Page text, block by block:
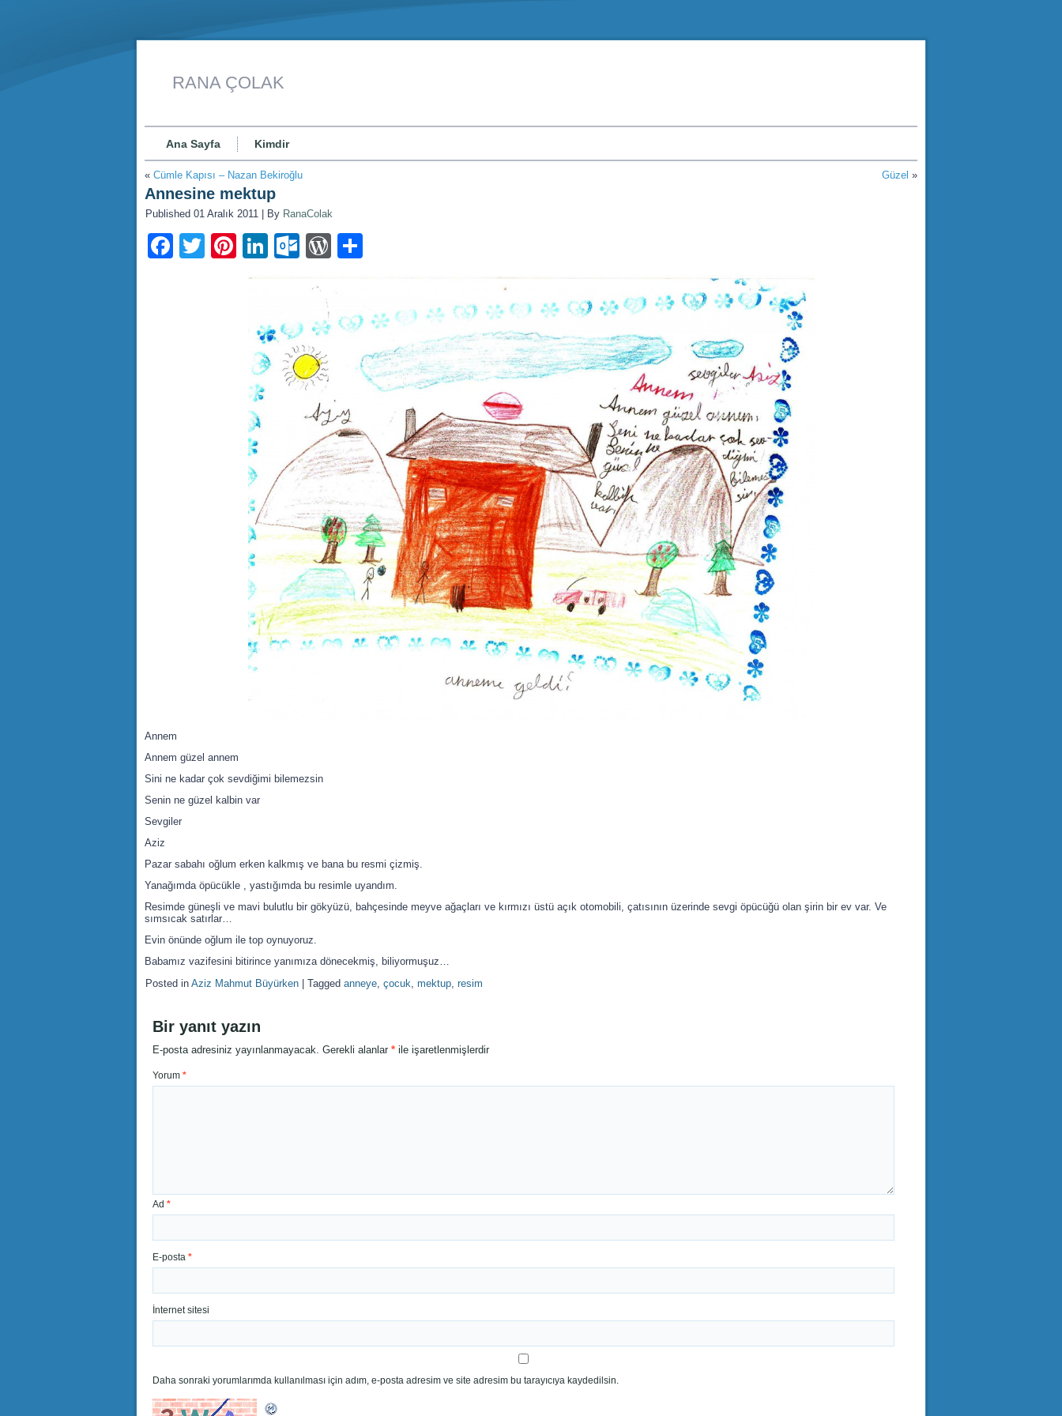
RANA ÇOLAK
Ana Sayfa Kimdir
« Cümle Kapısı – Nazan Bekiroğlu Güzel »
Annesine mektup
Published 01 Aralık 2011 By RanaColak
Facebook
TwitterPinterest
LinkedIn
Outlook.com
WordPress
Annem
Annem güzel annem
Sini ne kadar çok sevdiğimi bilemezsin
Senin ne güzel kalbin var
Sevgiler
Aziz
Pazar sabahı oğlum erken kalkmış ve bana bu resmi çizmiş.
Yanağımda öpücükle , yastığımda bu resimle uyandım.
Resimde güneşli ve mavi bulutlu bir gökyüzü, bahçesinde meyve ağaçları ve kırmızı üstü açık otomobili, çatısının üzerinde sevgi öpücüğü olan şirin bir ev var. Ve
sımsıcak satırlar…
Evin önünde oğlum ile top oynuyoruz.
Babamız vazifesini bitirince yanımıza dönecekmiş, biliyormuşuz…
Posted in Aziz Mahmut Büyürken Tagged anneye, çocuk, mektup, resim
Bir yanıt yazın
E-posta adresiniz yayınlanmayacak. Gerekli alanlar * ile işaretlenmişlerdir
Yorum *
Ad *
E-posta *
İnternet sitesi
Daha sonraki yorumlarımda kullanılması için adım, e-posta adresim ve site adresim bu tarayıcıya kaydedilsin.